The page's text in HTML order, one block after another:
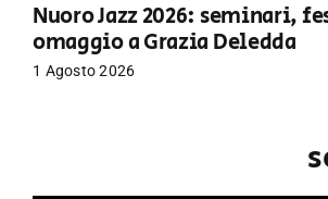
Nuoro Jazz 2026: seminari,
omaggio a Grazia Deledda
1 Agosto 2026